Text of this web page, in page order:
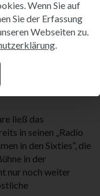
Kochshow
ließ das
in seinen „Radio
in den Sixties“, die
in der
nur noch weiter
Wenn Sie auf
Sie der Erfassung
Webseiten zu.
.